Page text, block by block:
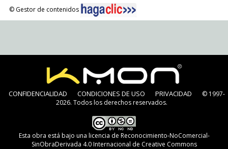
© Gestor de contenidos
CONFIDENCIALIDAD CONDICIONES DE USO PRIVACIDAD
© 1997-
2026. Todos los derechos reservados.
Esta obra está bajo una licencia de Reconocimiento-NoComercial-
SinObraDerivada 4.0 Internacional de Creative Commons